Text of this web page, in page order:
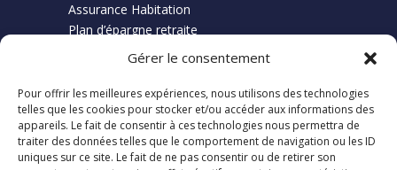
Gérer le consentement
Pour offrir les meilleures expériences, nous utilisons des technologies
telles que les cookies pour stocker et/ou accéder aux informations des
appareils. Le fait de consentir à ces technologies nous permettra de
traiter des données telles que le comportement de navigation ou les ID
uniques sur ce site. Le fait de ne pas consentir ou de retirer son
Assurance Habitation
Plan d’épargne retraite
Finance
Credit Immobilier